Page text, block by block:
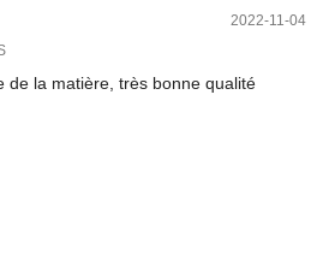
2022-11-04
de la matière,très bonnequalité